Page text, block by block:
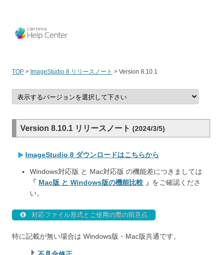
TOP > ImageStudio 8 リリースノート > Version 8.10.1
Version 8.10.1 リリースノート (2024/3/5)
ImageStudio 8 ダウンロードはこちらから
Windows対応版 と Mac対応版 の機能差につきましては
「 Mac版 と Windows版の機能比較 」 をご確認くださ
い。
対応ファイル形式とご使用の際の留意点
特に記載が無い場合は Windows版・Mac版共通です。